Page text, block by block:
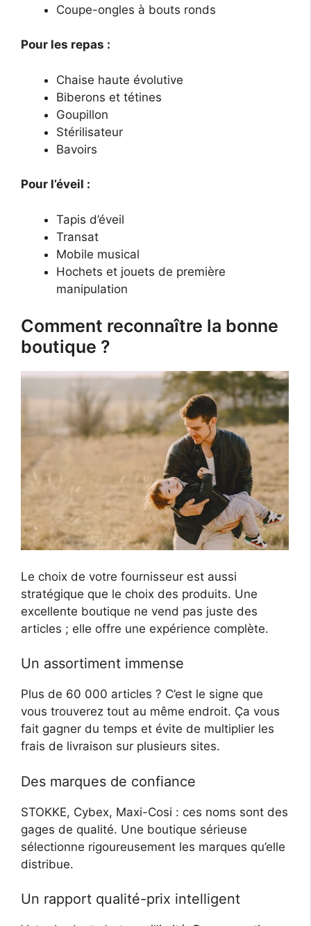
Coupe-ongles à bouts ronds
Pour les repas :
Chaise haute évolutive
Biberons et tétines
Goupillon
Stérilisateur
Bavoirs
Pour l’éveil :
Tapis d’éveil
Transat
Mobile musical
Hochets et jouets de première
manipulation
Comment reconnaître la bonne
boutique ?
Le choix de votre fournisseur est aussi
stratégique que le choix des produits. Une
excellente boutique ne vend pas juste des
articles ; elle offre une expérience complète.
Un assortiment immense
Plus de 60 000 articles ? C’est le signe que
vous trouverez tout au même endroit. Ça vous
fait gagner du temps et évite de multiplier les
frais de livraison sur plusieurs sites.
Des marques de confiance
STOKKE, Cybex, Maxi-Cosi : ces noms sont des
gages de qualité. Une boutique sérieuse
sélectionne rigoureusement les marques qu’elle
distribue.
Un rapport qualité-prix intelligent